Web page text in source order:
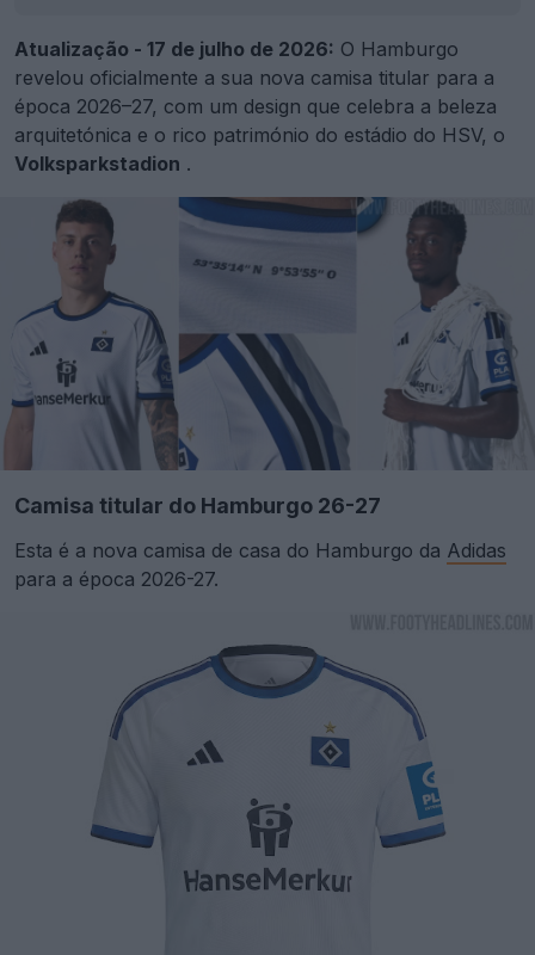
Atualização - 17 de julho de 2026: O Hamburgo
revelou oficialmente a sua nova camisa titular para a
época 2026–27, com um design que celebra a beleza
arquitetónica e o rico património do estádio do HSV, o
Volksparkstadion .
Camisa titular do Hamburgo 26-27
Esta é a nova camisa de casa do Hamburgo da Adidas
para a época 2026-27.